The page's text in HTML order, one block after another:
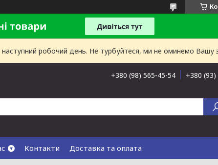
наступний робочий день. Не турбуйтеся, ми не оминемо Вашу
+380 (98) 565-45-54 +380
Контакти Доставка та оплата